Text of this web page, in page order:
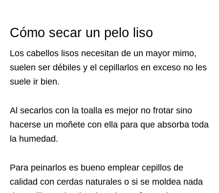
Cómo secar un pelo liso
Los cabellos lisos necesitan de un mayor mimo,
suelen ser débiles y el cepillarlos en exceso no les
suele ir bien.
Al secarlos con la toalla es mejor no frotar sino
hacerse un moñete con ella para que absorba toda
la humedad.
Para peinarlos es bueno emplear cepillos de
calidad con cerdas naturales o si se moldea nada